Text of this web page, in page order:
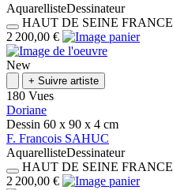
AquarellisteDessinateur
HAUT DE SEINE FRANCE
2 200,00 €
New
+ Suivre artiste
180 Vues
Doriane
Dessin 60 x 90 x 4 cm
F. Francois SAHUC
AquarellisteDessinateur
HAUT DE SEINE FRANCE
2 200,00 €